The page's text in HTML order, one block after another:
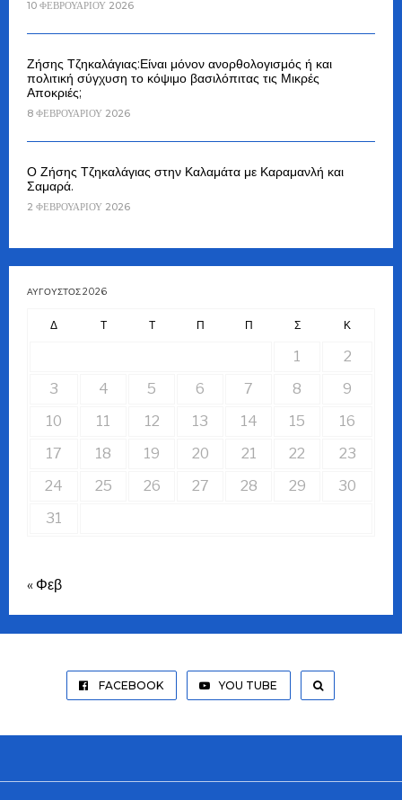
10 ΦΕΒΡΟΥΑΡΊΟΥ 2026
Ζήσης Τζηκαλάγιας:Είναι μόνον ανορθολογισμός ή και
πολιτική σύγχυση το κόψιμο βασιλόπιτας τις Μικρές
Αποκριές;
8 ΦΕΒΡΟΥΑΡΊΟΥ 2026
Ο Ζήσης Τζηκαλάγιας στην Καλαμάτα με Καραμανλή και
Σαμαρά.
2 ΦΕΒΡΟΥΑΡΊΟΥ 2026
ΑΎΓΟΥΣΤΟΣ 2026
Δ Τ Τ Π Π Σ Κ
1
2
3
4 5 6 7 8
9
10
11 12 13 14 15
16
17
18 19 20 21 22
23
24
25 26 27 28 29
30
31
« Φεβ
FACEBOOK YOU TUBE